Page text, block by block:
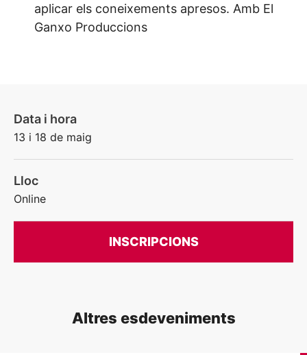
aplicar els coneixements apresos. Amb El
Ganxo Produccions
Data i hora
13 i 18 de maig
Lloc
Online
INSCRIPCIONS
Altres esdeveniments